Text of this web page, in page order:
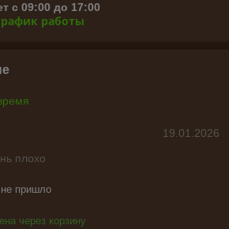
с 09:00 до 17:00
работы
19.01.2026
плохо
не пришло
через корзину